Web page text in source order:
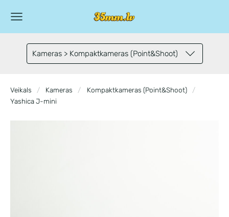
Kameras > Kompaktkameras (Point&Shoot)
Veikals Kameras
Kompaktkameras (Point&Shoot)
Yashica J-mini